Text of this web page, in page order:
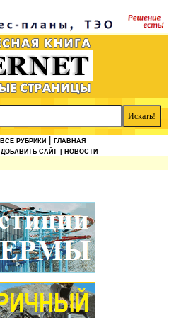
ВСЕ РУБРИКИ
ГЛАВНАЯ
ДОБАВИТЬ САЙТ | НОВОСТИ